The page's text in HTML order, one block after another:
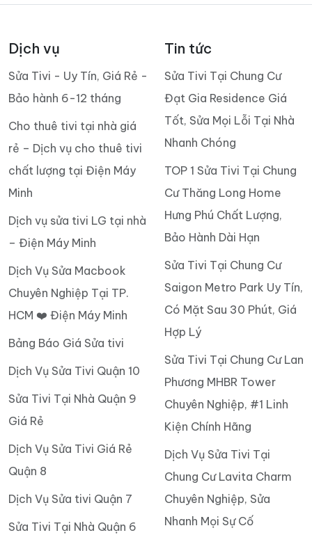
Dịch vụ
Sửa Tivi - Uy Tín, Giá Rẻ -
Bảo hành 6-12 tháng
Cho thuê tivi tại nhà giá
rẻ – Dịch vụ cho thuê tivi
chất lượng tại Điện Máy
Minh
Dịch vụ sửa tivi LG tại nhà
– Điện Máy Minh
Dịch Vụ Sửa Macbook
Chuyên Nghiệp Tại TP.
HCM ❤️ Điện Máy Minh
Bảng Báo Giá Sửa tivi
Dịch Vụ Sửa Tivi Quận 10
Sửa Tivi Tại Nhà Quận 9
Giá Rẻ
Dịch Vụ Sửa Tivi Giá Rẻ
Quận 8
Dịch Vụ Sửa tivi Quận 7
Sửa Tivi Tại Nhà Quận 6
Tin tức
Sửa Tivi Tại Chung Cư
Đạt Gia Residence Giá
Tốt, Sửa Mọi Lỗi Tại Nhà
Nhanh Chóng
TOP 1 Sửa Tivi Tại Chung
Cư Thăng Long Home
Hưng Phú Chất Lượng,
Bảo Hành Dài Hạn
Sửa Tivi Tại Chung Cư
Saigon Metro Park Uy Tín,
Có Mặt Sau 30 Phút, Giá
Hợp Lý
Sửa Tivi Tại Chung Cư Lan
Phương MHBR Tower
Chuyên Nghiệp, #1 Linh
Kiện Chính Hãng
Dịch Vụ Sửa Tivi Tại
Chung Cư Lavita Charm
Chuyên Nghiệp, Sửa
Nhanh Mọi Sự Cố